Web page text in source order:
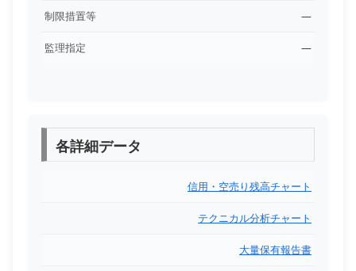
制限措置等 ―
監理指定 ―
各詳細データ
信用・空売り残高チャート
テクニカル分析チャート
大量保有報告書